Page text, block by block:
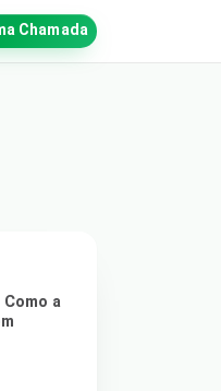
Chamada
a